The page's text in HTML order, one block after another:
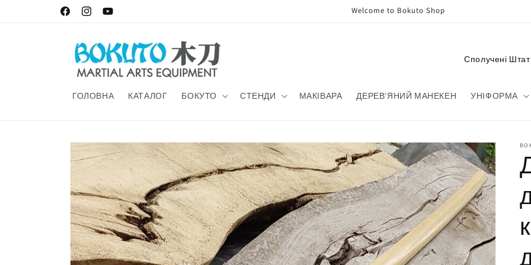
FacebookInstagramYouTube
Welcome to Bokuto Shop
ГОЛОВНА КАТАЛОГ БОКУТО СТЕНДИ МАКІВАРА ДЕРЕВ'ЯНИЙ МАНЕКЕН УНІФОРМА
C
r
y
/
r
e
g
i
Skip to
product
information